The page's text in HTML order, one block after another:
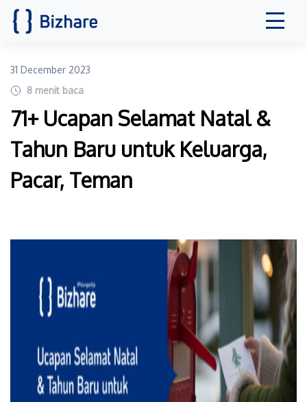
31 December 2023
8 menit baca
71+ Ucapan Selamat Natal &
Tahun Baru untuk Keluarga,
Pacar, Teman